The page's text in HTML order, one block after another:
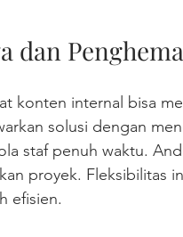
dan
konten internal bisa
solusi dengan
staf penuh waktu.
proyek. Fleksibilitas
efisien.